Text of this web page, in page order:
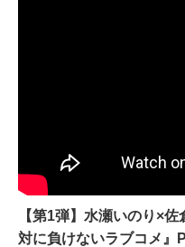
【第1弾】水瀬いのり×
対に負けないラブコメ』